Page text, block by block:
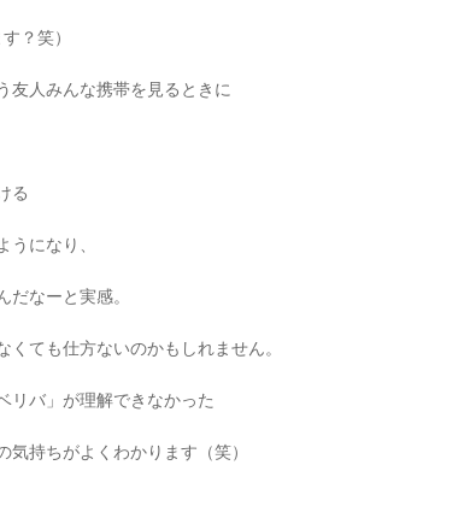
？笑）
友人みんな携帯を見るときに
る
うになり、
だなーと実感。
くても仕方ないのかもしれません。
リバ」が理解できなかった
気持ちがよくわかります（笑）